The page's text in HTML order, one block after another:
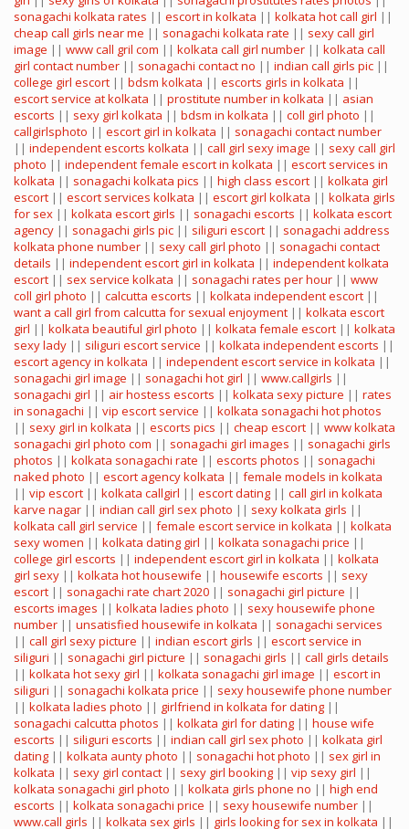
sonagachi kolkata rates || escort in kolkata || kolkata hot call girl ||
cheap call girls near me || sonagachi kolkata rate || sexy call girl
image || www call gril com || kolkata call girl number || kolkata call
girl contact number || sonagachi contact no || indian call girls pic ||
college girl escort || bdsm kolkata || escorts girls in kolkata ||
escort service at kolkata || prostitute number in kolkata || asian
escorts || sexy girl kolkata || bdsm in kolkata || coll girl photo ||
callgirlsphoto || escort girl in kolkata || sonagachi contact number
|| independent escorts kolkata || call girl sexy image || sexy call girl
photo || independent female escort in kolkata || escort services in
kolkata || sonagachi kolkata pics || high class escort || kolkata girl
escort || escort services kolkata || escort girl kolkata || kolkata girls
for sex || kolkata escort girls || sonagachi escorts || kolkata escort
agency || sonagachi girls pic || siliguri escort || sonagachi address
kolkata phone number || sexy call girl photo || sonagachi contact
details || independent escort girl in kolkata || independent kolkata
escort || sex service kolkata || sonagachi rates per hour || www
coll girl photo || calcutta escorts || kolkata independent escort ||
want a call girl from calcutta for sexual enjoyment || kolkata escort
girl || kolkata beautiful girl photo || kolkata female escort || kolkata
sexy lady || siliguri escort service || kolkata independent escorts ||
escort agency in kolkata || independent escort service in kolkata ||
sonagachi girl image || sonagachi hot girl || www.callgirls ||
sonagachi girl || air hostess escorts || kolkata sexy picture || rates
in sonagachi || vip escort service || kolkata sonagachi hot photos
|| sexy girl in kolkata || escorts pics || cheap escort || www kolkata
sonagachi girl photo com || sonagachi girl images || sonagachi girls
photos || kolkata sonagachi rate || escorts photos || sonagachi
naked photo || escort agency kolkata || female models in kolkata
|| vip escort || kolkata callgirl || escort dating || call girl in kolkata
karve nagar || indian call girl sex photo || sexy kolkata girls ||
kolkata call girl service || female escort service in kolkata || kolkata
sexy women || kolkata dating girl || kolkata sonagachi price ||
college girl escorts || independent escort girl in kolkata || kolkata
girl sexy || kolkata hot housewife || housewife escorts || sexy
escort || sonagachi rate chart 2020 || sonagachi girl picture ||
escorts images || kolkata ladies photo || sexy housewife phone
number || unsatisfied housewife in kolkata || sonagachi services
|| call girl sexy picture || indian escort girls || escort service in
siliguri || sonagachi girl picture || sonagachi girls || call girls details
|| kolkata hot sexy girl || kolkata sonagachi girl image || escort in
siliguri || sonagachi kolkata price || sexy housewife phone number
|| kolkata ladies photo || girlfriend in kolkata for dating ||
sonagachi calcutta photos || kolkata girl for dating || house wife
escorts || siliguri escorts || indian call girl sex photo || kolkata girl
dating || kolkata aunty photo || sonagachi hot photo || sex girl in
kolkata || sexy girl contact || sexy girl booking || vip sexy girl ||
kolkata sonagachi girl photo || kolkata girls phone no || high end
escorts || kolkata sonagachi price || sexy housewife number ||
www.call girls || kolkata sex girls || girls looking for sex in kolkata ||